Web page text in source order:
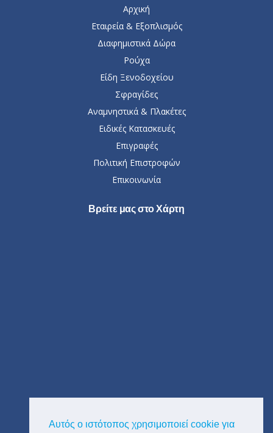
Αυτός ο ιστότοπος χρησιμοποιεί cookie για
Αρχική
Εταιρεία & Εξοπλισμός
Διαφημιστικά Δώρα
Ρούχα
Είδη Ξενοδοχείου
Σφραγίδες
Αναμνηστικά & Πλακέτες
Ειδικές Κατασκευές
Επιγραφές
Πολιτική Επιστροφών
Επικοινωνία
Βρείτε μας στο Χάρτη